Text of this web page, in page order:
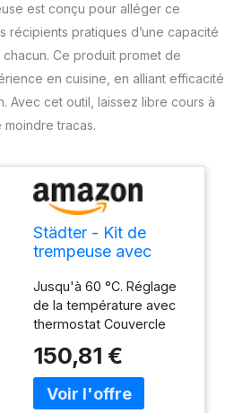
est conçu pour alléger ce
récipients pratiques d’une capacité
Ce produit promet de
en cuisine, en alliant efficacité
Avec cet outil, laissez libre cours à
tracas.
Städter - Kit de
trempeuse avec
supplémentaire -
Fondeur pour
couverture et
chocolat - Contenu
du récipient à
chocolat de 1,5 l
chacun
Jusqu'à 60 °C. Réglage
de la température avec
thermostat Couvercle
amovible. En acier
inoxydable. Dimensions
du récipient : 15,5 x 14 x
150,81 €